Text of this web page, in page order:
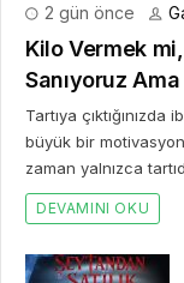
2 gün önce
Kilo Vermek
Sanıyoruz
Tartıya
büyük bir
zaman yalnızca
DEVAMINI OKU